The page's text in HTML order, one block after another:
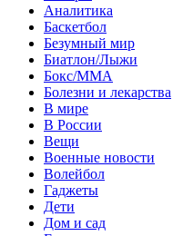
Аналитика
Баскетбол
Безумный мир
Биатлон/Лыжи
Бокс/MMA
Болезни и лекарства
В мире
В России
Вещи
Военные новости
Волейбол
Гаджеты
Дети
Дом и сад